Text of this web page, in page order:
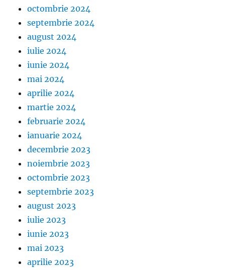
octombrie 2024
septembrie 2024
august 2024
iulie 2024
iunie 2024
mai 2024
aprilie 2024
martie 2024
februarie 2024
ianuarie 2024
decembrie 2023
noiembrie 2023
octombrie 2023
septembrie 2023
august 2023
iulie 2023
iunie 2023
mai 2023
aprilie 2023